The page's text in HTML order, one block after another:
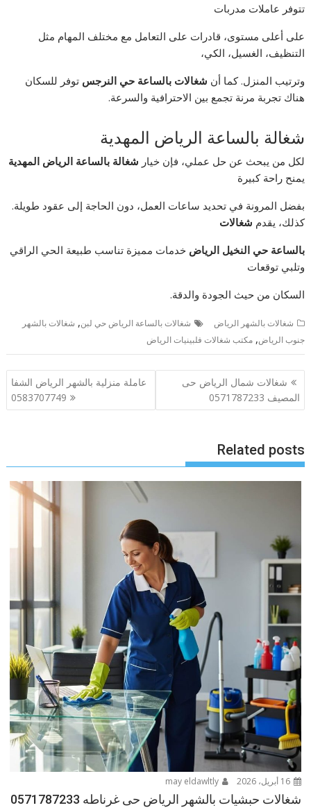
تتوفر عاملات مدربات
على أعلى مستوى، قادرات على التعامل مع مختلف المهام مثل
التنظيف، الغسيل، الكي،
وترتيب المنزل. كما أن شغالات بالساعة حي النرجس توفر للسكان
هناك تجربة مرنة تجمع بين الاحترافية والسرعة.
شغالة بالساعة الرياض المهدية
لكل من يبحث عن حل عملي، فإن خيار شغالة بالساعة الرياض المهدية
يمنح راحة كبيرة
بفضل المرونة في تحديد ساعات العمل، دون الحاجة إلى عقود طويلة.
كذلك، يقدم شغالات
بالساعة حي النخيل الرياض خدمات مميزة تناسب طبيعة الحي الراقي
وتلبي توقعات
السكان من حيث الجودة والدقة.
شغالات بالشهر الرياض شغالات بالساعة الرياض حي لبن, شغالات بالشهر
جنوب الرياض,مكتب شغالات فلبينيات الرياض
تصفّح
المقالات
شغالات شمال الرياض حى
المصيف 0571787233
عاملة منزلية بالشهر الرياض الشفا
0583707749
Related posts
16 أبريل، 2026 may eldawltly
شغالات حبشيات بالشهر الرياض حى غرناطه 0571787233